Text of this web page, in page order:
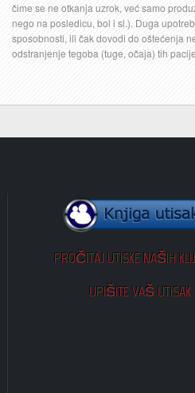
čime se ne otkanja uzrok, već samo
nego na posledicu, bol i sl.). Duga
sposobnosti, ili čak dovodi do oštećenja
odstranjenje tegoba (tuge, očaja) tih
PROČITAJ UTISKE NAŠIH
UPIŠITE VAŠ UTISAK